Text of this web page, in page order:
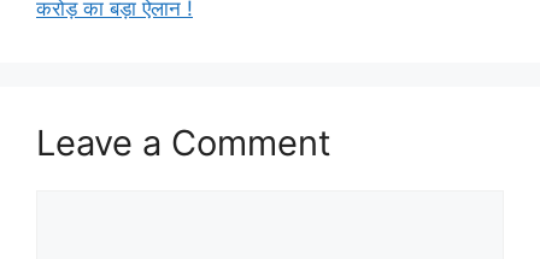
करोड़ का बड़ा ऐलान !
Leave a Comment